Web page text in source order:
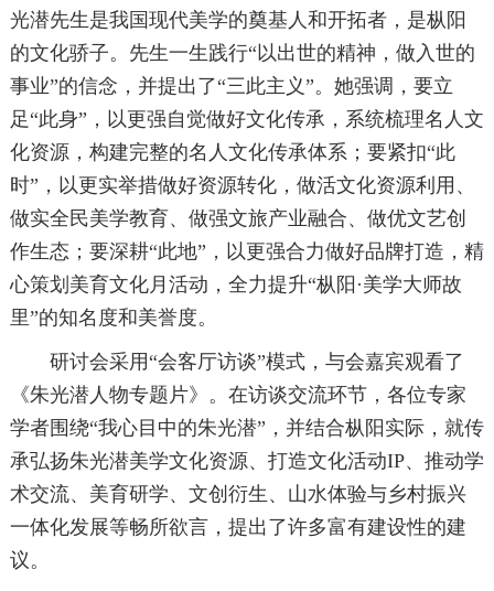
光潜先生是我国现代美学的奠基人和开拓者，是枞阳
的文化骄子。先生一生践行“以出世的精神，做入世的
事业”的信念，并提出了“三此主义”。她强调，要立
足“此身”，以更强自觉做好文化传承，系统梳理名人文
化资源，构建完整的名人文化传承体系；要紧扣“此
时”，以更实举措做好资源转化，做活文化资源利用、
做实全民美学教育、做强文旅产业融合、做优文艺创
作生态；要深耕“此地”，以更强合力做好品牌打造，精
心策划美育文化月活动，全力提升“枞阳·美学大师故
里”的知名度和美誉度。
研讨会采用“会客厅访谈”模式，与会嘉宾观看了
《朱光潜人物专题片》。在访谈交流环节，各位专家
学者围绕“我心目中的朱光潜”，并结合枞阳实际，就传
承弘扬朱光潜美学文化资源、打造文化活动IP、推动学
术交流、美育研学、文创衍生、山水体验与乡村振兴
一体化发展等畅所欲言，提出了许多富有建设性的建
议。